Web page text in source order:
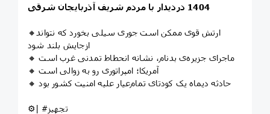
1404 دردیدار با مردم شریف آذربایجان شرقی
🔸ارتش قوی ممکن است جوری سیلی بخورد که نتواند
ازجایش بلند شود
🔸 ماجرای جزیره‌ی بدنام، نشانه انحطاط تمدنی غرب است
🔸 آمریکا؛ امپراتوری رو به زوالی است
🔸 حادثه دیماه یک کودتای تمام‌عیار علیه امنیت کشور بود
⚙️| #تجهیز